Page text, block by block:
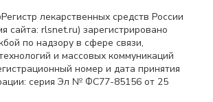
лекарственных средств России
сайта: rlsnet.ru) зарегистрировано
по надзору в сфере связи,
и массовых коммуникаций
номер и дата принятия
серия Эл № ФС77-85156 от 25